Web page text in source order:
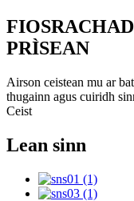
PRÌSEAN
Airson ceistean mu ar
thugainn agus cuiridh
Ceist
Lean sinn